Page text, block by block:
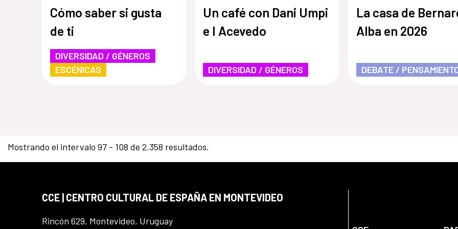
Cómo saber si gusta
de ti
DIVERSIDAD / GÉNEROS
ESCÉNICAS
Un café con Dani Umpi
e I Acevedo
DIVERSIDAD / GÉNEROS
La casa de
Alba en 2026
DEBATE /
Mostrando el intervalo 97 - 108 de 2.358 resultados.
CCE | CENTRO CULTURAL DE ESPAÑA EN MONTEVIDEO
Rincón 629, Montevideo, Uruguay